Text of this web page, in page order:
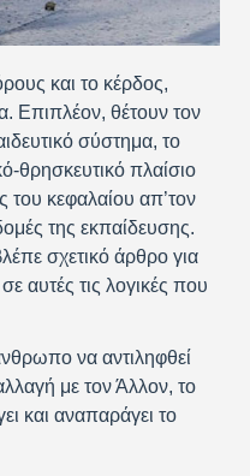
και το κέρδος,
Επιπλέον, θέτουν τον
σύστημα, το
θρησκευτικό πλαίσιο
του κεφαλαίου απ’τον
της εκπαίδευσης.
σχετικό άρθρο για
αυτές τις λογικές που
να αντιληφθεί
με τον Άλλον, το
και αναπαράγει το